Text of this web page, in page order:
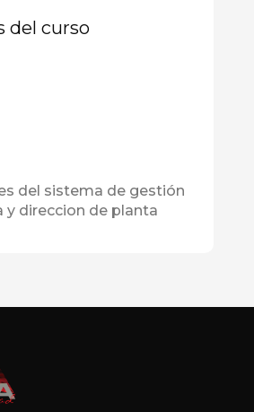
del curso
del sistema de gestión
y direccion de planta